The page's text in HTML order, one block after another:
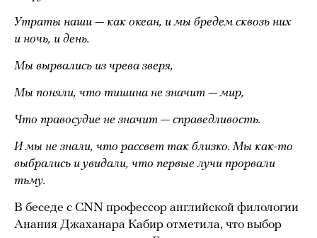
Утраты наши — как океан, и мы бредем сквозь них
и ночь, и день.
Мы вырвались из чрева зверя,
Мы поняли, что тишина не значит — мир,
Что правосудие не значит — справедливость.
И мы не знали, что рассвет так близко. Мы как-то
выбрались и увидали, что первые лучи прорвали
тьму.
В беседе с CNN профессор английской филологии
Анания Джаханара Кабир отметила, что выбор